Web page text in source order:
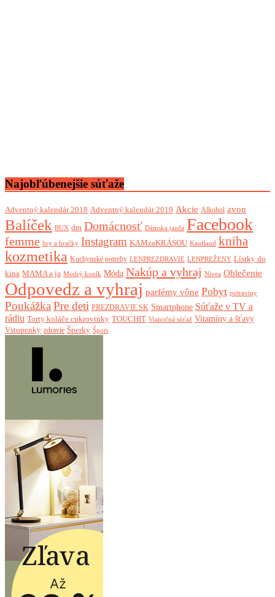
Najobľúbenejšie súťaže
Adventný kalendár 2018 Adventný kalendár 2019 Akcie Alkohol avon
Balíček BUX dm Domácnosť Dámska jazda Facebook
femme hry a hračky Instagram KAMzaKRÁSOU Kaufland kniha
kozmetika Kuchynské potreby LENPREZDRAVIE LENPREŽENY Lístky do
kina MAMA a ja Modrý koník Móda Nakúp a vyhraj Nivea Oblečenie
Odpovedz a vyhraj parfémy vône Pobyt potraviny
Poukážka Pre deti PREZDRAVIE.SK Smartphone Súťaže v TV a
rádiu Torty koláče cukrovinky TOUCHIT Vianočná súťaž Vitamíny a šťavy
Vstupenky zdravie Šperky Šport